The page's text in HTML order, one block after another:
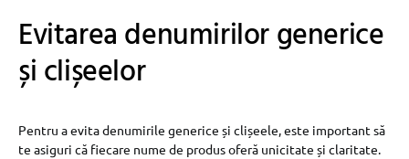
Evitarea denumirilor generice
și clișeelor
Pentru a evita denumirile generice și clișeele, este important să
te asiguri că fiecare nume de produs oferă unicitate și claritate.